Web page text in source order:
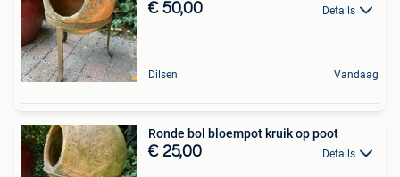
€ 50,00 Details
Dilsen Vandaag
Ronde bol bloempot kruik op poot
€ 25,00 Details